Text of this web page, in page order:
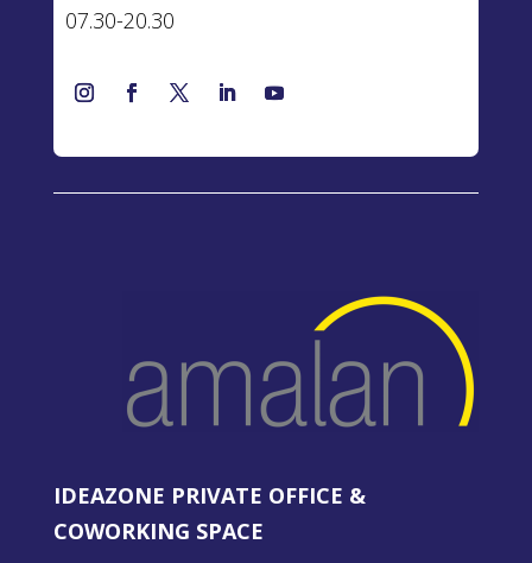
07.30-20.30
IDEAZONE PRIVATE OFFICE &
COWORKING SPACE